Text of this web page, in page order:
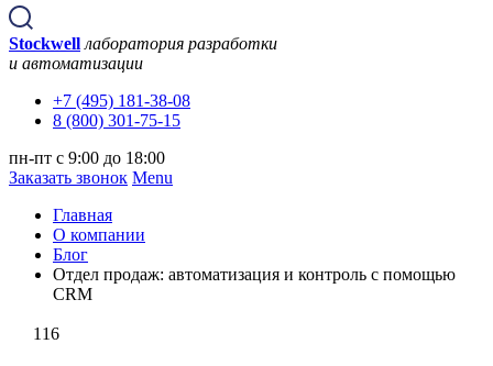
Stockwell лаборатория разработки
и автоматизации
+7 (495) 181-38-08
8 (800) 301-75-15
пн-пт с 9:00 до 18:00
Заказать звонок Menu
Главная
О компании
Блог
Отдел продаж: автоматизация и контроль с помощью
CRM
116